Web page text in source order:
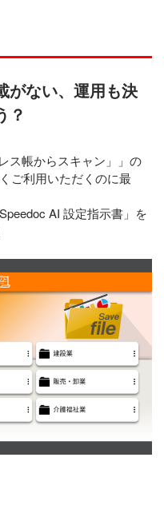
がない、運用も決
？
ス帳からスキャン」」の
ご利用いただくのに最
AI 設定指示書」を